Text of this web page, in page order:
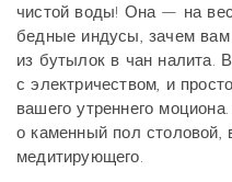
чистой воды! Она — на
бедные индусы, зачем
из бутылок в чан
с электричеством, и
вашего утреннего
о каменный пол столовой,
медитирующего.